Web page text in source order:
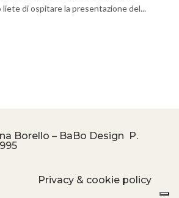
liete di ospitare la presentazione del...
Borello – BaBo Design P.
Privacy & cookie policy